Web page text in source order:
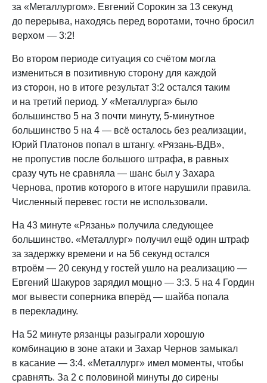
за «Металлургом». Евгений Сорокин за 13 секунд
до перерыва, находясь перед воротами, точно бросил
верхом — 3:2!
Во втором периоде ситуация со счётом могла
измениться в позитивную сторону для каждой
из сторон, но в итоге результат 3:2 остался таким
и на третий период. У «Металлурга» было
большинство 5 на 3 почти минуту, 5-минутное
большинство 5 на 4 — всё осталось без реализации,
Юрий Платонов попал в штангу. «Рязань-ВДВ»,
не пропустив после большого штрафа, в равных
сразу чуть не сравняла — шанс был у Захара
Чернова, против которого в итоге нарушили правила.
Численный перевес гости не использовали.
На 43 минуте «Рязань» получила следующее
большинство. «Металлург» получил ещё один штраф
за задержку времени и на 56 секунд остался
втроём — 20 секунд у гостей ушло на реализацию —
Евгений Шакуров зарядил мощно — 3:3. 5 на 4 Гордин
мог вывести соперника вперёд — шайба попала
в перекладину.
На 52 минуте рязанцы разыграли хорошую
комбинацию в зоне атаки и Захар Чернов замыкал
в касание — 3:4. «Металлург» имел моменты, чтобы
сравнять. За 2 с половиной минуты до сирены